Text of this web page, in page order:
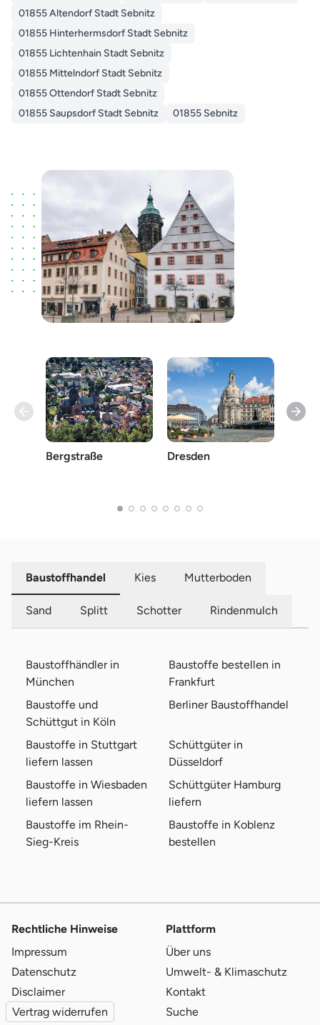
01855 Altendorf Stadt Sebnitz
01855 Hinterhermsdorf Stadt Sebnitz
01855 Lichtenhain Stadt Sebnitz
01855 Mittelndorf Stadt Sebnitz
01855 Ottendorf Stadt Sebnitz
01855 Saupsdorf Stadt Sebnitz
01855 Sebnitz
Bergstraße Dresden
Baustoffhandel Kies Mutterboden
Sand Splitt Schotter Rindenmulch
Baustoffhändler in
München
Baustoffe bestellen in
Frankfurt
Baustoffe und
Schüttgut in Köln
Berliner Baustoffhandel
Baustoffe in Stuttgart
liefern lassen
Schüttgüter in
Düsseldorf
Baustoffe in Wiesbaden
liefern lassen
Schüttgüter Hamburg
liefern
Baustoffe im Rhein-
Sieg-Kreis
Baustoffe in Koblenz
bestellen
Rechtliche Hinweise
Impressum
Datenschutz
Disclaimer
Vertrag widerrufen
Plattform
Über uns
Umwelt- & Klimaschutz
Kontakt
Suche